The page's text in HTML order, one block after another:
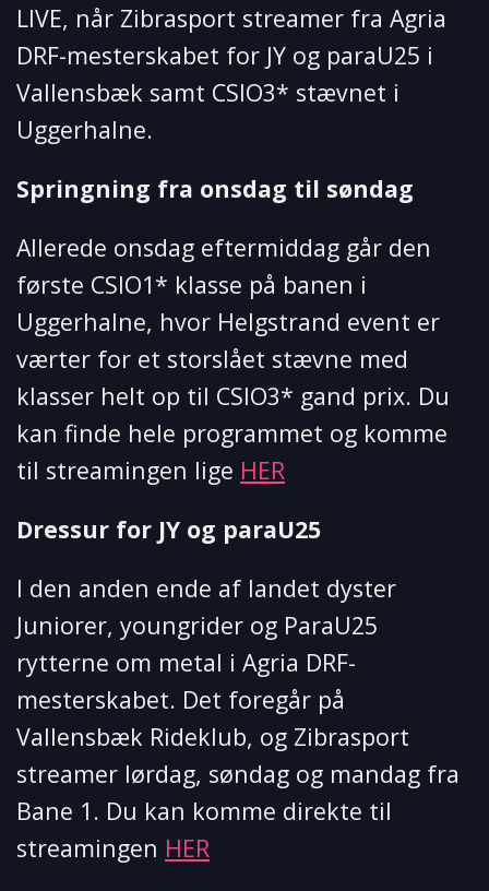
LIVE, når Zibrasport streamer fra Agria
DRF-mesterskabet for JY og paraU25 i
Vallensbæk samt CSIO3* stævnet i
Uggerhalne.
Springning fra onsdag til søndag
Allerede onsdag eftermiddag går den
første CSIO1* klasse på banen i
Uggerhalne, hvor Helgstrand event er
værter for et storslået stævne med
klasser helt op til CSIO3* gand prix. Du
kan finde hele programmet og komme
til streamingen lige HER
Dressur for JY og paraU25
I den anden ende af landet dyster
Juniorer, youngrider og ParaU25
rytterne om metal i Agria DRF-
mesterskabet. Det foregår på
Vallensbæk Rideklub, og Zibrasport
streamer lørdag, søndag og mandag fra
Bane 1. Du kan komme direkte til
streamingen HER